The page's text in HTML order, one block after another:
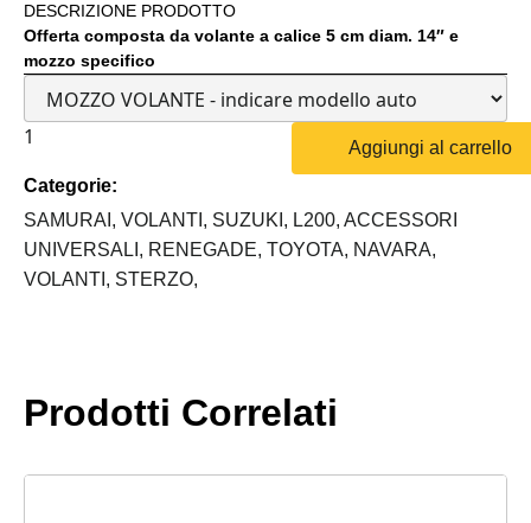
DESCRIZIONE PRODOTTO
Offerta composta da volante a calice 5 cm diam. 14″ e
mozzo specifico
OFFERTA
SPORTIVO
RAPTOR
4X4
BY
IN
+
Aggiungi al carrello
Categorie:
SAMURAI, VOLANTI, SUZUKI, L200, ACCESSORI
UNIVERSALI, RENEGADE, TOYOTA, NAVARA,
VOLANTI, STERZO,
Prodotti Correlati